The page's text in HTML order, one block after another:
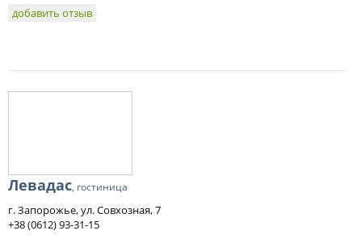
добавить отзыв
Левадас, гостиница
г. Запорожье, ул. Совхозная, 7
+38 (0612) 93-31-15